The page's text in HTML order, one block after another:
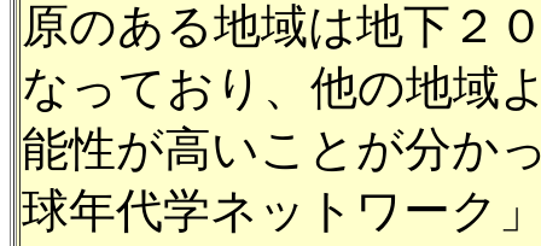
原のある地域は地下２
なっており、他の地域
能性が高いことが分か
球年代学ネットワーク